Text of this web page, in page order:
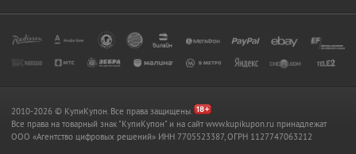
2010-2026 © КупиКупон. Все права защищены.
Все права на товарный знак "КупиКупон" и на сайт www.kupikupon.ru принадлежат
OOO «Агентство цифровых решений» ИНН 7705523387, ОГРН 1127747063212